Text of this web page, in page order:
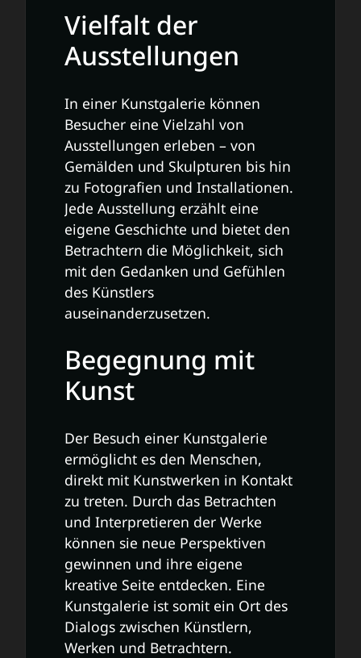
Vielfalt der
Ausstellungen
In einer Kunstgalerie können
Besucher eine Vielzahl von
Ausstellungen erleben – von
Gemälden und Skulpturen bis hin
zu Fotografien und Installationen.
Jede Ausstellung erzählt eine
eigene Geschichte und bietet den
Betrachtern die Möglichkeit, sich
mit den Gedanken und Gefühlen
des Künstlers
auseinanderzusetzen.
Begegnung mit
Kunst
Der Besuch einer Kunstgalerie
ermöglicht es den Menschen,
direkt mit Kunstwerken in Kontakt
zu treten. Durch das Betrachten
und Interpretieren der Werke
können sie neue Perspektiven
gewinnen und ihre eigene
kreative Seite entdecken. Eine
Kunstgalerie ist somit ein Ort des
Dialogs zwischen Künstlern,
Werken und Betrachtern.